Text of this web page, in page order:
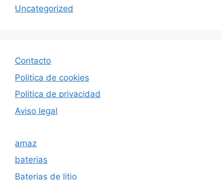
Uncategorized
Contacto
Politica de cookies
Politica de privacidad
Aviso legal
amaz
baterias
Baterias de litio